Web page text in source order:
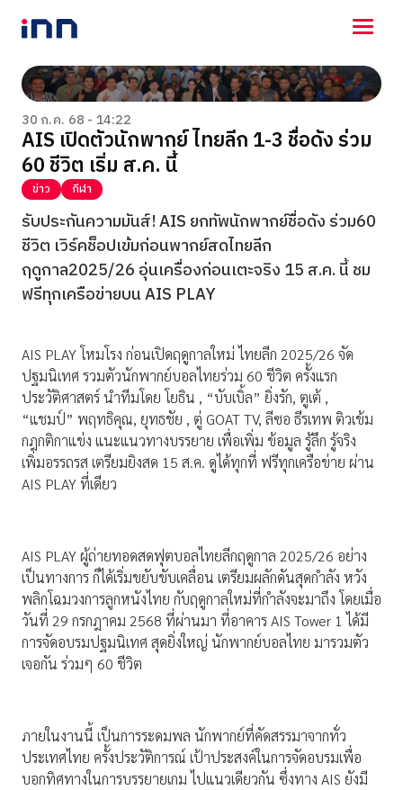
NEWS
ENTERTAINMENT
LIFESTYLE
HOROSCOPE
LOTTERY
VIDEO
ร่วมด้วยช่วยกัน
30 ก.ค. 68 - 14:22
AIS เปิดตัวนักพากย์ ไทยลีก 1-3 ชื่อดัง ร่วม
60 ชีวิต เริ่ม ส.ค. นี้
ข่าว กีฬา
รับประกันความมันส์! AIS ยกทัพนักพากย์ชื่อดัง ร่วม60
ชีวิต เวิร์คช็อปเข้มก่อนพากย์สดไทยลีก
ฤดูกาล2025/26 อุ่นเครื่องก่อนเตะจริง 15 ส.ค. นี้ ชม
ฟรีทุกเครือข่ายบน AIS PLAY
AIS PLAY โหมโรง ก่อนเปิดฤดูกาลใหม่ ไทยลีก 2025/26 จัด
ปฐมนิเทศ รวมตัวนักพากย์บอลไทยร่วม 60 ชีวิต ครั้งแรก
ประวัติศาสตร์ นำทีมโดย โยธิน , “บับเบิ้ล” ยิ่งรัก, ตูเต้ ,
“แชมป์” พฤทธิคุณ, ยุทธชัย , ตู่ GOAT TV, ลีซอ ธีรเทพ ติวเข้ม
กฎกติกาแข่ง แนะแนวทางบรรยาย เพื่อเพิ่ม ข้อมูล รู้ลึก รู้จริง
เพิ่มอรรถรส เตรียมยิงสด 15 ส.ค. ดูได้ทุกที่ ฟรีทุกเครือข่าย ผ่าน
AIS PLAY ที่เดียว
AIS PLAY ผู้ถ่ายทอดสดฟุตบอลไทยลีกฤดูกาล 2025/26 อย่าง
เป็นทางการ ก็ได้เริ่มขยับขับเคลื่อน เตรียมผลักดันสุดกำลัง หวัง
พลิกโฉมวงการลูกหนังไทย กับฤดูกาลใหม่ที่กำลังจะมาถึง โดยเมื่อ
วันที่ 29 กรกฎาคม 2568 ที่ผ่านมา ที่อาคาร AIS Tower 1 ได้มี
การจัดอบรมปฐมนิเทศ สุดยิ่งใหญ่ นักพากย์บอลไทย มารวมตัว
เจอกัน ร่วมๆ 60 ชีวิต
ภายในงานนี้ เป็นการระดมพล นักพากย์ที่คัดสรรมาจากทั่ว
ประเทศไทย ครั้งประวัติการณ์ เป้าประสงค์ในการจัดอบรมเพื่อ
บอกทิศทางในการบรรยายเกม ไปแนวเดียวกัน ซึ่งทาง AIS ยังมี